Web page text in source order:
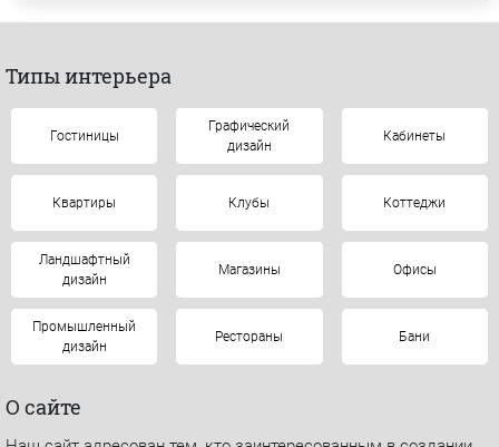
Типы интерьера
Гостиницы
Графический
дизайн
Кабинеты
Квартиры Клубы Коттеджи
Ландшафтный
дизайн
Магазины Офисы
Промышленный
дизайн
Рестораны Бани
О сайте